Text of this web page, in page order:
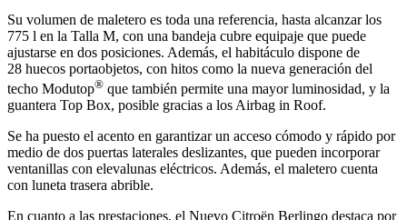
Su volumen de maletero es toda una referencia, hasta alcanzar los
775 l en la Talla M, con una bandeja cubre equipaje que puede
ajustarse en dos posiciones. Además, el habitáculo dispone de
28 huecos portaobjetos, con hitos como la nueva generación del
techo Modutop® que también permite una mayor luminosidad, y la
guantera Top Box, posible gracias a los Airbag in Roof.
Se ha puesto el acento en garantizar un acceso cómodo y rápido por
medio de dos puertas laterales deslizantes, que pueden incorporar
ventanillas con elevalunas eléctricos. Además, el maletero cuenta
con luneta trasera abrible.
En cuanto a las prestaciones, el Nuevo Citroën Berlingo destaca por